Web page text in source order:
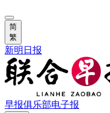
简
繁
新明日报
早报俱乐部电子报